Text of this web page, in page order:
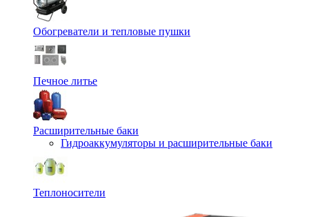
Обогреватели и тепловые пушки
Печное литье
Расширительные баки
Гидроаккумуляторы и расширительные баки
Теплоносители